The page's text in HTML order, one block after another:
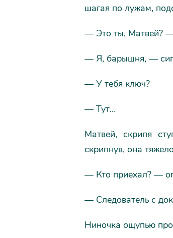
шагая по лужам,
— Это ты, Матвей? —
— Я, барышня, —
— У тебя ключ?
— Тут…
Матвей, скрипя
скрипнув, она
— Кто приехал? —
— Следователь с
Ниночка ощупью